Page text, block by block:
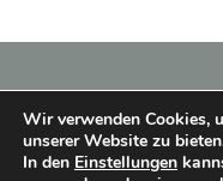
Wir verwenden Cookies,
unserer Website zu
In den Einstellungen